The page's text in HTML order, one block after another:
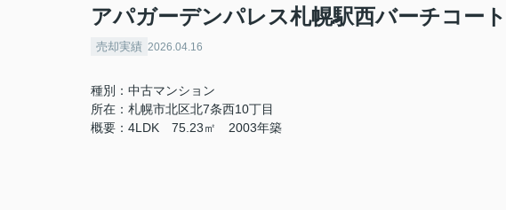
アパガーデンパレス札幌駅西バーチコート
売却実績 2026.04.16
種別：中古マンション
所在：札幌市北区北7条西10丁目
概要：4LDK 75.23㎡ 2003年築